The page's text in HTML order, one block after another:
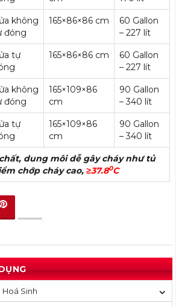
không
đóng
165×86×86 cm
60 Gallon
– 227 lít
tự
165×86×86 cm
60 Gallon
– 227 lít
không
đóng
165×109×86
cm
90 Gallon
– 340 lít
tự
165×109×86
cm
90 Gallon
– 340 lít
dung môi dễ gây cháy như tủ
chớp cháy cao,≥37.80C
Hoá Sinh